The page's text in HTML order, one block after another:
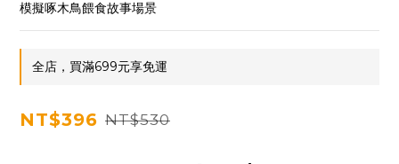
模擬啄木鳥餵食故事場景
全店，買滿699元享免運
NT$396 NT$530